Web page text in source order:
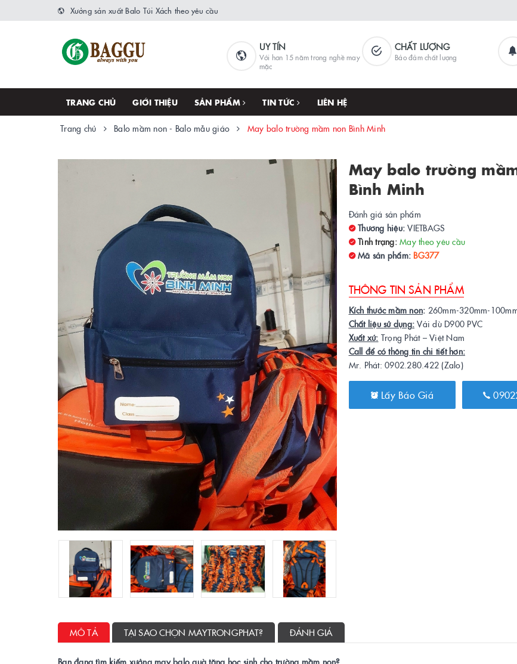
Xưởng sản xuất Balo Túi Xách theo yêu cầu
UY TÍN
Với hơn 15 năm trong nghề may
mặc
CHẤT LƯỢNG
Bảo đảm chất lượng
TRANG CHỦ GIỚI THIỆU SẢN PHẨM TIN TỨC LIÊN HỆ
Trang chủ Balo mầm non - Balo mẫu giáo May balo trường mầm non Bình Minh
May balo trường
Bình Minh
Đánh giá sản phẩm
Thương hiệu: VIETBAGS
Tình trạng: May theo yêu cầu
Mã sản phẩm:BG377
THÔNG TIN SẢN PHẨM
Kích thước mầm non: 260mm-320mm-
Chất liệu sử dụng: Vải dù D900 PVC
Xuất xứ: Trọng Phát – Việt Nam
Call để có thông tin chi tiết hơn:
Mr. Phát: 0902.280.422 (Zalo)
Lấy Báo Giá
MÔ TẢ TẠI SAO CHỌN MAYTRONGPHAT? ĐÁNH GIÁ